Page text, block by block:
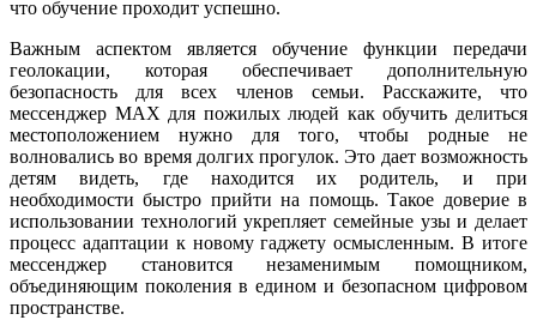
что обучение проходит успешно.
Важным аспектом является обучение функции передачи
геолокации, которая обеспечивает дополнительную
безопасность для всех членов семьи. Расскажите, что
мессенджер MAX для пожилых людей как обучить делиться
местоположением нужно для того, чтобы родные не
волновались во время долгих прогулок. Это дает возможность
детям видеть, где находится их родитель, и при
необходимости быстро прийти на помощь. Такое доверие в
использовании технологий укрепляет семейные узы и делает
процесс адаптации к новому гаджету осмысленным. В итоге
мессенджер становится незаменимым помощником,
объединяющим поколения в едином и безопасном цифровом
пространстве.